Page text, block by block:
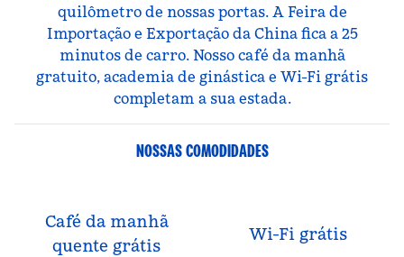
quilômetro de nossas portas. A Feira de
Importação e Exportação da China fica a 25
minutos de carro. Nosso café da manhã
gratuito, academia de ginástica e Wi-Fi grátis
completam a sua estada.
NOSSAS COMODIDADES
Café da manhã
quente grátis
Wi-Fi grátis